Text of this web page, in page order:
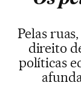
Pelas
direito
políticas